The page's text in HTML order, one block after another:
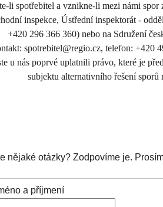
li spotřebitel a vznikne-li mezi námi spor
inspekce, Ústřední inspektorát -
+420 296 366 360) nebo na Sdružení
spotrebitel@regio.cz, telefon: +420
u nás poprvé uplatnili právo, které je
subjektu alternativního řešení
nějaké otázky? Zodpovíme je.
a příjmení